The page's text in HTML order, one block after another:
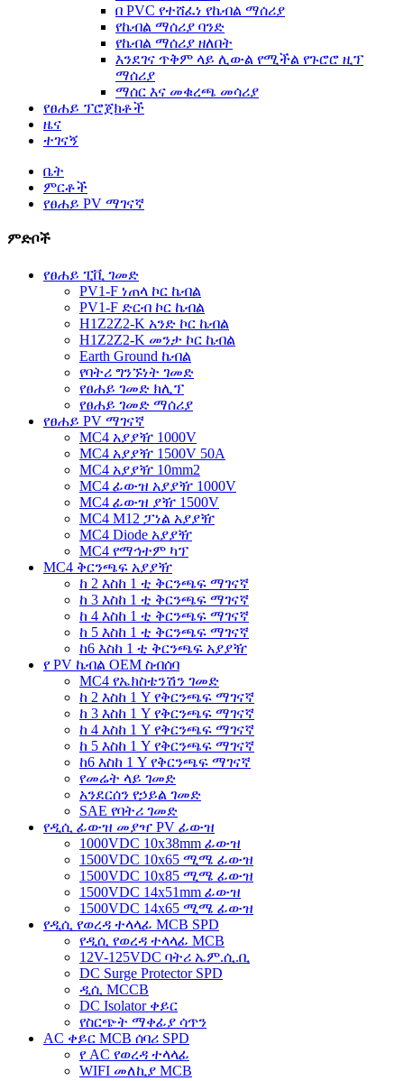
በ PVC የተሸፈነ የኬብል ማሰሪያ
የኬብል ማሰሪያ ባንድ
የኬብል ማሰሪያ ዘለበት
እንደገና ጥቅም ላይ ሊውል የሚችል የጉሮሮ ዚፕ
ማሰሪያ
ማሰር እና መቁረጫ መሳሪያ
የፀሐይ ፕሮጀክቶች
ዜና
ተገናኝ
ቤት
ምርቶች
የፀሐይ PV ማገናኛ
ምድቦች
የፀሐይ ፒቪ ገመድ
PV1-F ነጠላ ኮር ኬብል
PV1-F ድርብ ኮር ኬብል
H1Z2Z2-K አንድ ኮር ኬብል
H1Z2Z2-K መንታ ኮር ኬብል
Earth Ground ኬብል
የባትሪ ግንኙነት ገመድ
የፀሐይ ገመድ ክሊፕ
የፀሐይ ገመድ ማሰሪያ
የፀሐይ PV ማገናኛ
MC4 አያያዥ 1000V
MC4 አያያዥ 1500V 50A
MC4 አያያዥ 10mm2
MC4 ፊውዝ አያያዥ 1000V
MC4 ፊውዝ ያዥ 1500V
MC4 M12 ፓነል አያያዥ
MC4 Diode አያያዥ
MC4 የማኅተም ካፕ
MC4 ቅርንጫፍ አያያዥ
ከ 2 እስከ 1 ቲ ቅርንጫፍ ማገናኛ
ከ 3 እስከ 1 ቲ ቅርንጫፍ ማገናኛ
ከ 4 እስከ 1 ቲ ቅርንጫፍ ማገናኛ
ከ 5 እስከ 1 ቲ ቅርንጫፍ ማገናኛ
ከ6 እስከ 1 ቲ ቅርንጫፍ አያያዥ
የ PV ኬብል OEM ስብሰባ
MC4 የኤክስቴንሽን ገመድ
ከ 2 እስከ 1 Y የቅርንጫፍ ማገናኛ
ከ 3 እስከ 1 Y የቅርንጫፍ ማገናኛ
ከ 4 እስከ 1 Y የቅርንጫፍ ማገናኛ
ከ 5 እስከ 1 Y የቅርንጫፍ ማገናኛ
ከ6 እስከ 1 Y የቅርንጫፍ ማገናኛ
የመሬት ላይ ገመድ
አንደርሰን የኃይል ገመድ
SAE የባትሪ ገመድ
የዲሲ ፊውዝ መያዣ PV ፊውዝ
1000VDC 10x38mm ፊውዝ
1500VDC 10x65 ሚሜ ፊውዝ
1500VDC 10x85 ሚሜ ፊውዝ
1500VDC 14x51mm ፊውዝ
1500VDC 14x65 ሚሜ ፊውዝ
የዲሲ የወረዳ ተላላፊ MCB SPD
የዲሲ የወረዳ ተላላፊ MCB
12V-125VDC ባትሪ ኤም.ሲ.ቢ
DC Surge Protector SPD
ዲሲ MCCB
DC Isolator ቀይር
የስርጭት ማቀፊያ ሳጥን
AC ቀይር MCB ሰባሪ SPD
የ AC የወረዳ ተላላፊ
WIFI መለኪያ MCB